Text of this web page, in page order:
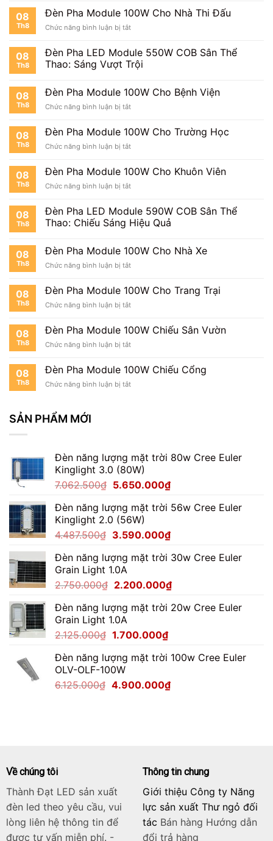
Nhà
Pha
Module
100W
Bao
Nhiêu?
08
Th8
Đèn Pha Module 100W Cho Nhà Thi Đấu
Chức năng bình luận bị tắtở
Pha
Module
100W
Nhà
Đấu
08
Th8
Đèn Pha LED Module 550W COB Sân Thể
Thao: Sáng Vượt Trội
08
Th8
Đèn Pha Module 100W Cho Bệnh Viện
Chức năng bình luận bị tắtở
Pha
Module
100W
Bệnh
08
Th8
Đèn Pha Module 100W Cho Trường Học
Chức năng bình luận bị tắtở
Pha
Module
100W
Trường
Học
08
Th8
Đèn Pha Module 100W Cho Khuôn Viên
Chức năng bình luận bị tắtở
Pha
Module
100W
Khuôn
08
Th8
Đèn Pha LED Module 590W COB Sân Thể
Thao: Chiếu Sáng Hiệu Quả
08
Th8
Đèn Pha Module 100W Cho Nhà Xe
Chức năng bình luận bị tắtở
Pha
Module
100W
Nhà
08
Th8
Đèn Pha Module 100W Cho Trang Trại
Chức năng bình luận bị tắtở
Pha
Module
100W
Trang
08
Th8
Đèn Pha Module 100W Chiếu Sân Vườn
Chức năng bình luận bị tắtở
Pha
Module
100W
08
Th8
Đèn Pha Module 100W Chiếu Cổng
Chức năng bình luận bị tắtở
SẢN PHẨM MỚI
Đèn năng lượng mặt trời 80w Cree Euler
Kinglight 3.0 (80W)
7.062.500₫ Giá
là:
7.062.500₫.
5.650.000₫Giá
tại
5.650.000₫.
Đèn năng lượng mặt trời 56w Cree Euler
Kinglight 2.0 (56W)
4.487.500₫ Giá
là:
4.487.500₫.
3.590.000₫Giá
tại
3.590.000₫.
Đèn năng lượng mặt trời 30w Cree Euler
Grain Light 1.0A
2.750.000₫ Giá
là:
2.750.000₫.
2.200.000₫Giá
tại
Đèn năng lượng mặt trời 20w Cree Euler
Grain Light 1.0A
2.125.000₫ Giá
là:
2.125.000₫.
1.700.000₫Giá
tại
1.700.000₫.
Đèn năng lượng mặt trời 100w Cree Euler
OLV-OLF-100W
6.125.000₫ Giá
4.900.000₫Giá
Về chúng tôi
Thành Đạt LED sản xuất
đèn led theo yêu cầu, vui
lòng liên hệ thông tin để
được tư vấn miễn phí. -
Thông tin chung
Giới thiệu Công ty Năng
lực sản xuất Thư ngỏ đối
tác Bán hàng Hướng dẫn
đổi trả hàng